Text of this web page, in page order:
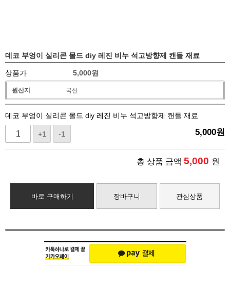
데코 부엉이 실리콘 몰드 diy 레진 비누 석고방향제 캔들 재료
상품가 5,000원
원산지 국산
데코 부엉이 실리콘 몰드 diy 레진 비누 석고방향제 캔들 재료
+1 -1 5,000원
총 상품 금액 5,000 원
바로 구매하기 장바구니 관심상품